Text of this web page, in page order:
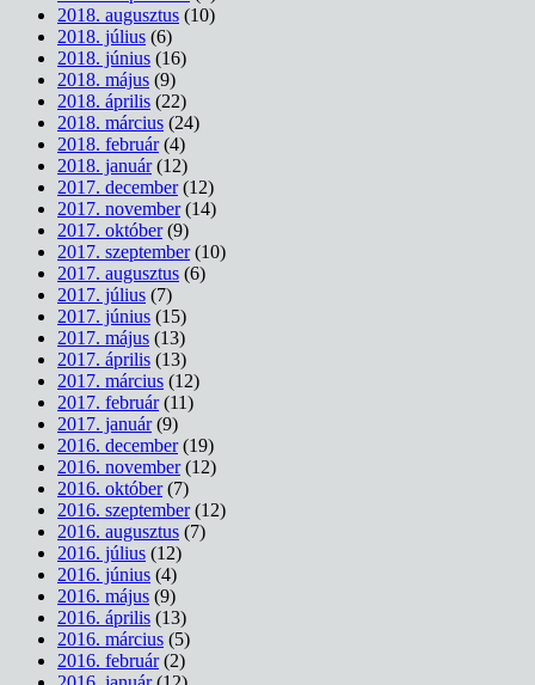
2018. augusztus (10)
2018. július (6)
2018. június (16)
2018. május (9)
2018. április (22)
2018. március (24)
2018. február(4)
2018. január(12)
2017. december(12)
2017. november(14)
2017. október(9)
2017. szeptember(10)
2017. augusztus (6)
2017. július (7)
2017. június (15)
2017. május (13)
2017. április (13)
2017. március (12)
2017. február(11)
2017. január(9)
2016. december(19)
2016. november(12)
2016. október(7)
2016. szeptember(12)
2016. augusztus (7)
2016. július (12)
2016. június (4)
2016. május (9)
2016. április (13)
2016. március (5)
2016. február(2)